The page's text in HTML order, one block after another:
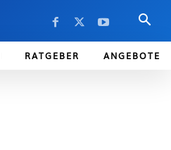
RATGEBER ANGEBOTE